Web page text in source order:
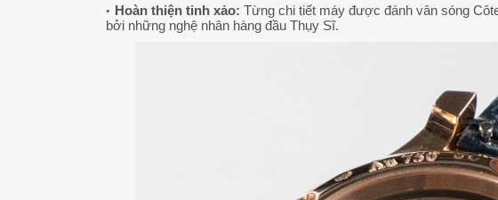
Hoàn thiện tinh xảo: Từng chi tiết máy được đánh vân sóng
bởi những nghệ nhân hàng đầu Thụy Sĩ.